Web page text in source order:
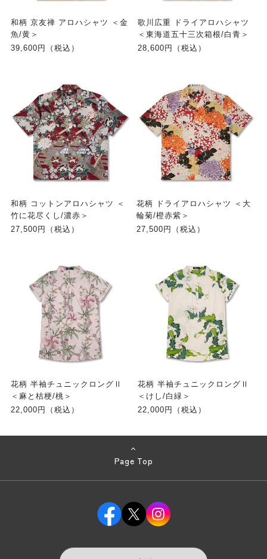
和柄 京友禅 アロハシャツ ＜金
魚/黄＞
39,600円（税込）
歌川広重 ドライアロハシャツ
＜東海道五十三次箱根/白青＞
28,600円（税込）
和柄 コットンアロハシャツ ＜
竹に花尽くし/濃赤＞
27,500円（税込）
花柄 ドライアロハシャツ ＜大
輪菊/橙赤紫＞
27,500円（税込）
花柄 半袖チュニックロングⅡ
＜麻と桔梗/桃＞
22,000円（税込）
花柄 半袖チュニックロングⅡ
＜けし/白緑＞
22,000円（税込）
Page Top